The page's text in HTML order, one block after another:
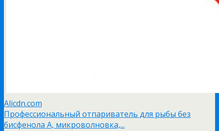
Alicdn.com
Профессиональный отпариватель для рыбы без
бисфенола А, микроволновка,...